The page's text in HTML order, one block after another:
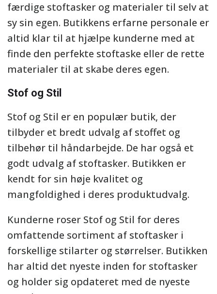
færdige stoftasker og materialer til selv at
sy sin egen. Butikkens erfarne personale er
altid klar til at hjælpe kunderne med at
finde den perfekte stoftaske eller de rette
materialer til at skabe deres egen.
Stof og Stil
Stof og Stil er en populær butik, der
tilbyder et bredt udvalg af stoffet og
tilbehør til håndarbejde. De har også et
godt udvalg af stoftasker. Butikken er
kendt for sin høje kvalitet og
mangfoldighed i deres produktudvalg.
Kunderne roser Stof og Stil for deres
omfattende sortiment af stoftasker i
forskellige stilarter og størrelser. Butikken
har altid det nyeste inden for stoftasker
og holder sig opdateret med de nyeste